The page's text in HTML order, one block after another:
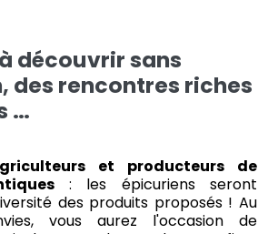
découvrir sans
des rencontres riches
…
et producteurs de
: les épicuriens seront
des produits proposés ! Au
vous aurez l'occasion de